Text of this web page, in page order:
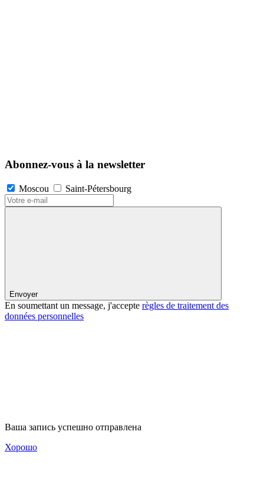
Abonnez-vous à la newsletter
Moscou Saint-Pétersbourg
Envoyer
En soumettant un message, j'accepte règles de traitement des
données personnelles
Ваша запись успешно отправлена
Хорошо